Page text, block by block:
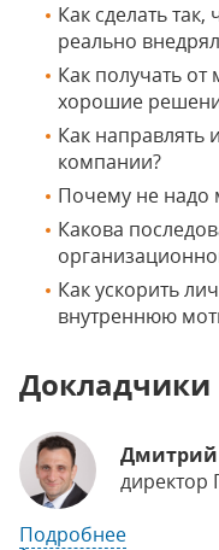
Как сделать
реально
Как получать
хорошие
Как направлять
компании?
Почему не надо
Какова
Как ускорить
внутреннюю
Докладчики
Дмитрий
директор
Подробнее